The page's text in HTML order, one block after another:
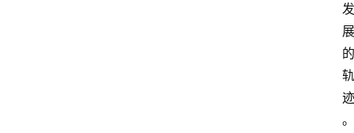
发
展
的
轨
迹
。